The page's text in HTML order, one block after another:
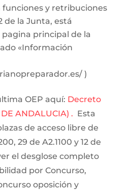
y retribuciones
de la Junta, está
principal de la
«Información
)
OEP aquí: Decreto
ANDALUCIA) . Esta
de acceso libre de
29 de A2.1100 y 12 de
el desglose completo
por Concurso,
oposición y